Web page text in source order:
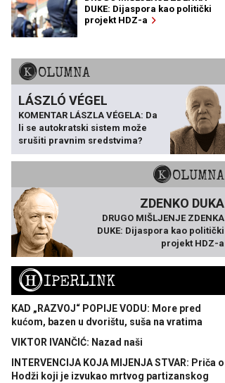
DUKE: Dijaspora kao politički
projekt HDZ-a
KOLUMNA
LÁSZLÓ VÉGEL
KOMENTAR LÁSZLA VÉGELA: Da
li se autokratski sistem može
srušiti pravnim sredstvima?
KOLUMNA
ZDENKO DUKA
DRUGO MIŠLJENJE ZDENKA
DUKE: Dijaspora kao politički
projekt HDZ-a
HIPERLINK
KAD „RAZVOJ“ POPIJE VODU: More pred
kućom, bazen u dvorištu, suša na vratima
VIKTOR IVANČIĆ: Nazad naši
INTERVENCIJA KOJA MIJENJA STVAR: Priča o
Hodži koji je izvukao mrtvog partizanskog